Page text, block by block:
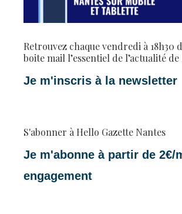
Retrouvez chaque vendredi à 18h30
boite mail l’essentiel de l’actualité de
Je m'inscris à la newsletter
S'abonner à Hello Gazette Nantes
Je m'abonne à partir de 2€/
engagement